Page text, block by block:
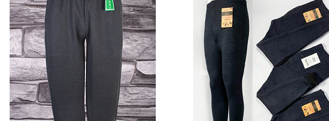
Количество: Количество: